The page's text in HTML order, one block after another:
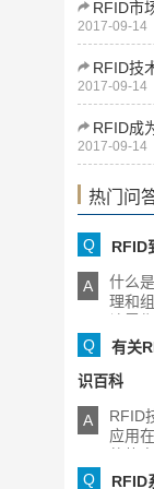
RFID市
为下一增长
2017-09-14
RFID技
口
2017-09-14
RFID成
术
2017-09-14
热门问
Q RFID
A
什么
理和
Q
有关
识百科
A
RFID
应用
Q
RFID